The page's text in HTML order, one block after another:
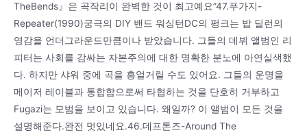
TheBends』은 곡작리이 완벽한 것이 최고예요”47.푸가지-
Repeater(1990)궁극의 DIY 밴드 워싱턴DC의 펑크는 밥 딜런의
영감을 언더그라운드만큼이나 받았습니다. 그들의 데뷔 앨범인 리
피터는 사회를 감싸는 자본주의에 대한 명확한 분노에 아연실색했
다. 하지만 샤워 중에 곡을 흥얼거릴 수도 있어요. 그들의 운명을
메이저 레이블과 통합함으로써 타협하는 것을 단호히 거부하고
Fugazi는 모범을 보이고 있습니다. 왜일까? 이 앨범이 모든 것을
설명해준다.완전 멋있네요.46.데프톤즈-Around The